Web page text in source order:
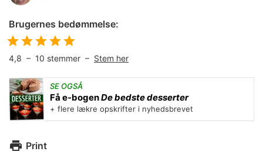
Brugernes bedømmelse:
4,8 – 10 stemmer – Stem her
SE OGSÅ
Få e-bogenDe bedste desserter
+ flere lækre opskrifter i nyhedsbrevet
Print